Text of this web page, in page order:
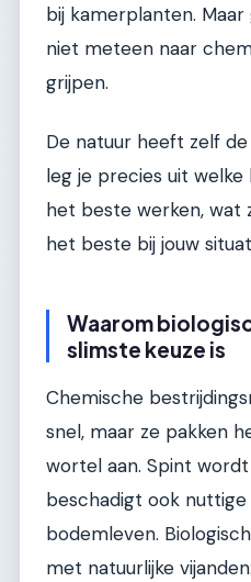
bij kamerplanten.
niet meteen naar
grijpen.
De natuur heeft zelf
leg je precies uit
het beste werken, wat
het beste bij jouw
Waarom
slimste keuze is
Chemische
snel, maar ze pakken
wortel aan. Spint
beschadigt ook
bodemleven.
met natuurlijke